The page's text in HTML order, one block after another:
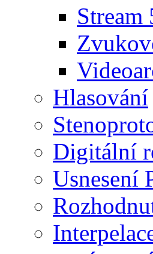
Stream
Hlasování
Digitální
Usnesení